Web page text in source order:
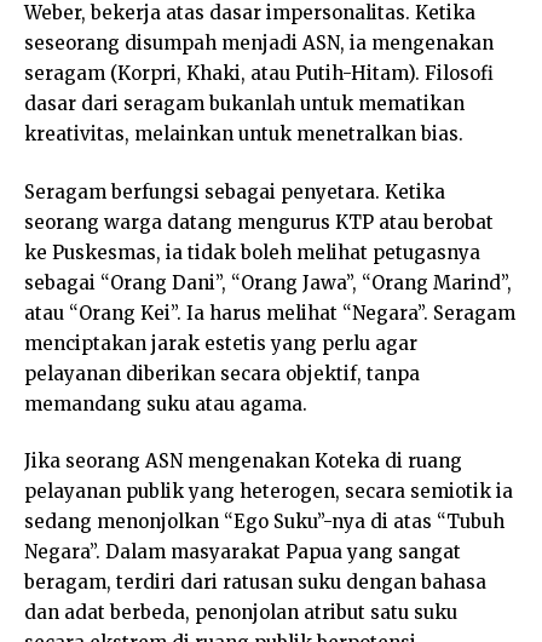
Weber, bekerja atas dasar impersonalitas. Ketika
seseorang disumpah menjadi ASN, ia mengenakan
seragam (Korpri, Khaki, atau Putih-Hitam). Filosofi
dasar dari seragam bukanlah untuk mematikan
kreativitas, melainkan untuk menetralkan bias.
Seragam berfungsi sebagai penyetara. Ketika
seorang warga datang mengurus KTP atau berobat
ke Puskesmas, ia tidak boleh melihat petugasnya
sebagai “Orang Dani”, “Orang Jawa”, “Orang Marind”,
atau “Orang Kei”. Ia harus melihat “Negara”. Seragam
menciptakan jarak estetis yang perlu agar
pelayanan diberikan secara objektif, tanpa
memandang suku atau agama.
Jika seorang ASN mengenakan Koteka di ruang
pelayanan publik yang heterogen, secara semiotik ia
sedang menonjolkan “Ego Suku”-nya di atas “Tubuh
Negara”. Dalam masyarakat Papua yang sangat
beragam, terdiri dari ratusan suku dengan bahasa
dan adat berbeda, penonjolan atribut satu suku